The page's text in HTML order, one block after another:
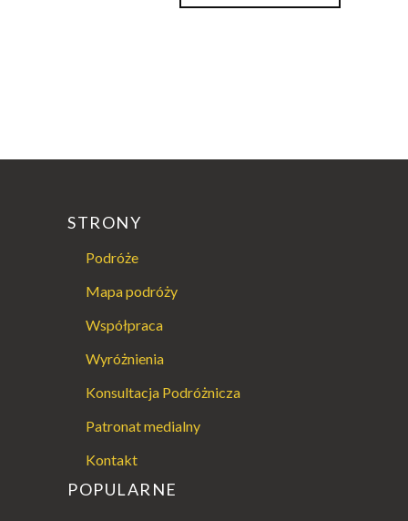
STRONY
Podróże
Mapa podróży
Współpraca
Wyróżnienia
Konsultacja Podróżnicza
Patronat medialny
Kontakt
POPULARNE